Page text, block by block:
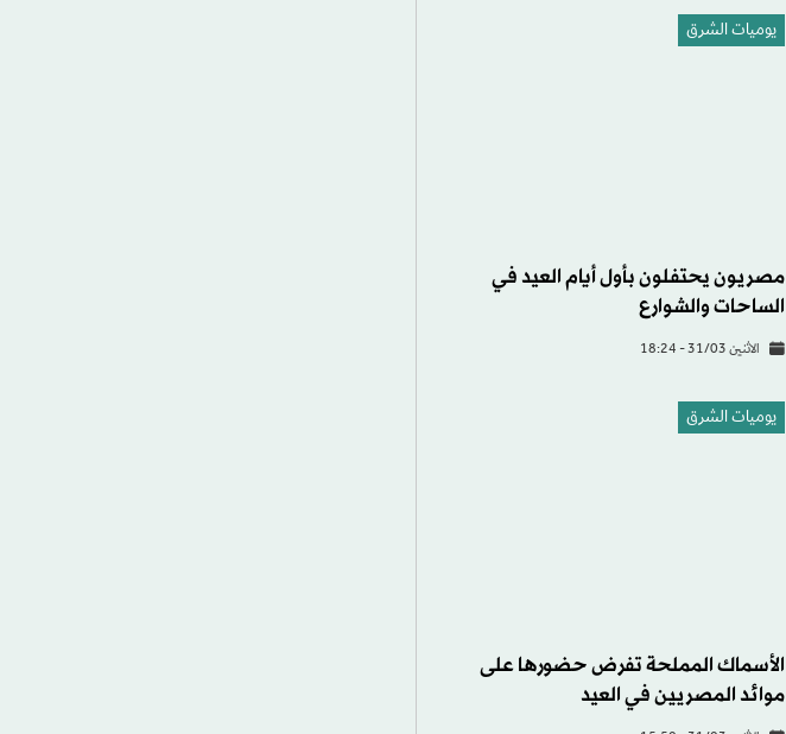
يوميات الشرق
مصريون يحتفلون بأول أيام العيد في
الساحات والشوارع
الاثنين 31/03 - 18:24
يوميات الشرق